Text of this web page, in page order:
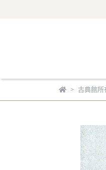
古典館所